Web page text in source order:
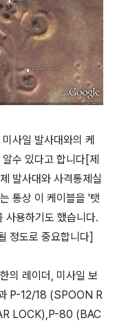
사일 발사대와의 케
수 있다고 합니다[제
발사대와 사격통제실
통상 이 케이블을 '탯
사용하기도 했습니다.
정도로 중요합니다]
의 레이더, 미사일 보
P-12/18 (SPOON R
LOCK),P-80 (BAC